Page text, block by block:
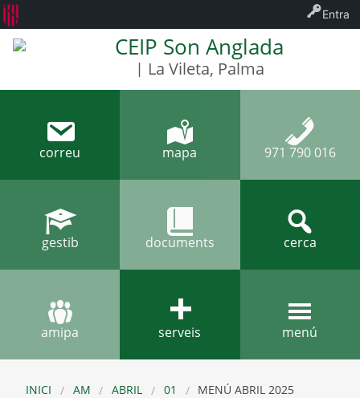
CEIP Son Anglada
| La Vileta, Palma
correu mapa 971 790 016
gestib documents cerca
amipa serveis menú
INICI AM ABRIL 01 MENÚ ABRIL 2025
Entra